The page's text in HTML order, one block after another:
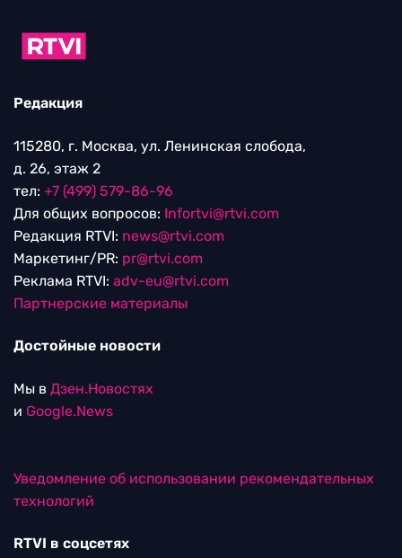
Редакция
115280, г. Москва, ул. Ленинская слобода,
д. 26, этаж 2
тел: +7 (499) 579-86-96
Для общих вопросов: Infortvi@rtvi.com
Редакция RTVI: news@rtvi.com
Маркетинг/PR: pr@rtvi.com
Реклама RTVI: adv-eu@rtvi.com
Партнерские материалы
Достойные новости
Мы в Дзен.Новостях
и Google.News
Уведомление об использовании рекомендательных
технологий
RTVI в соцсетях